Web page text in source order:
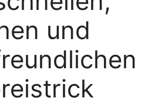
und